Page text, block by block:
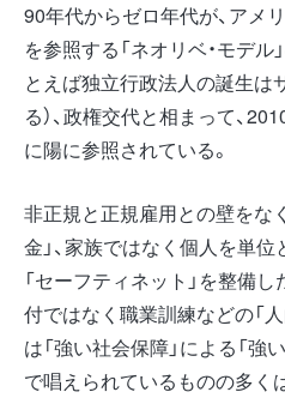
90年代からゼロ年代が、アメ
を参照する「ネオリベ・モデル
とえば独立行政法人の誕生は
る）、政権交代と相まって、
に陽に参照されている。
非正規と正規雇用との壁をな
金」、家族ではなく個人を単位
「セーフティネット」を整備
付ではなく職業訓練などの「
は「強い社会保障」による「強
で唱えられているものの多く